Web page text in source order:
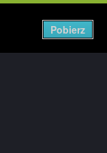
Pobierz